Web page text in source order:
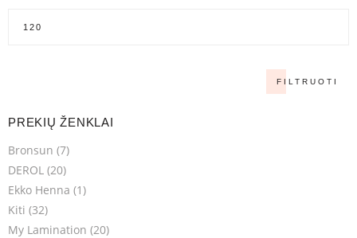
FILTRUOTI
PREKIŲ ŽENKLAI
Bronsun (7)
DEROL (20)
Ekko Henna (1)
Kiti (32)
My Lamination (20)